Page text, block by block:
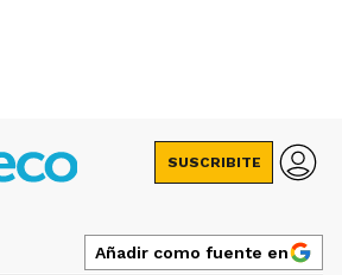
SUSCRIBITE
Añadir como fuente en